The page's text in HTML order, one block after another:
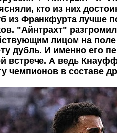
кто из них
из Франкфурта лучше
"Айнтрахт"
лицом на
дубль. И именно его
встрече. А ведь
чемпионов в составе